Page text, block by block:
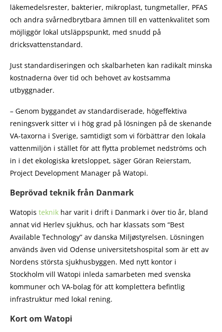
läkemedelsrester, bakterier, mikroplast, tungmetaller, PFAS
och andra svårnedbrytbara ämnen till en vattenkvalitet som
möjliggör lokal utsläppspunkt, med snudd på
dricksvattenstandard.
Just standardiseringen och skalbarheten kan radikalt minska
kostnaderna över tid och behovet av kostsamma
utbyggnader.
– Genom byggandet av standardiserade, högeffektiva
reningsverk sitter vi i hög grad på lösningen på de skenande
VA-taxorna i Sverige, samtidigt som vi förbättrar den lokala
vattenmiljön i stället för att flytta problemet nedströms och
in i det ekologiska kretsloppet, säger Göran Reierstam,
Project Development Manager på Watopi.
Beprövad teknik från Danmark
Watopis teknik har varit i drift i Danmark i över tio år, bland
annat vid Herlev sjukhus, och har klassats som “Best
Available Technology” av danska Miljøstyrelsen. Lösningen
används även vid Odense universitetshospital som är ett av
Nordens största sjukhusbyggen. Med nytt kontor i
Stockholm vill Watopi inleda samarbeten med svenska
kommuner och VA-bolag för att komplettera befintlig
infrastruktur med lokal rening.
Kort om Watopi